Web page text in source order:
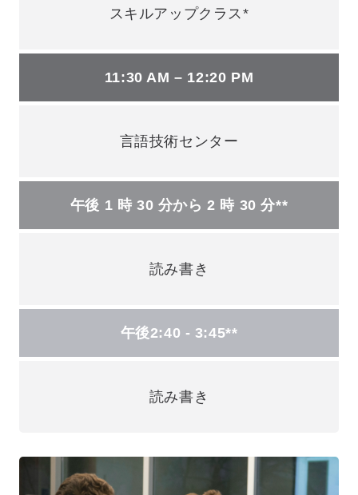
スキルアップクラス*
11:30 AM – 12:20 PM
言語技術センター
午後 1 時 30 分から 2 時 30 分**
読み書き
午後2:40 - 3:45**
読み書き